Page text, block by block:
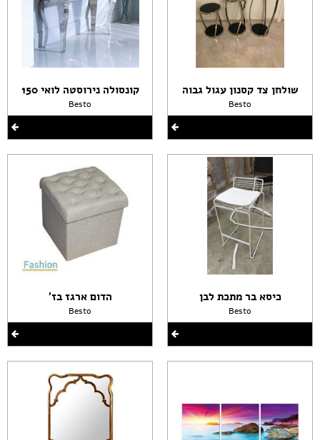
שולחן צד קסנון עגול גבוה
Besto
כיסא בר מתכת לבן
Besto
קונסולה נירוסטה לואי 150
Besto
הדום ארגז בז'
Besto